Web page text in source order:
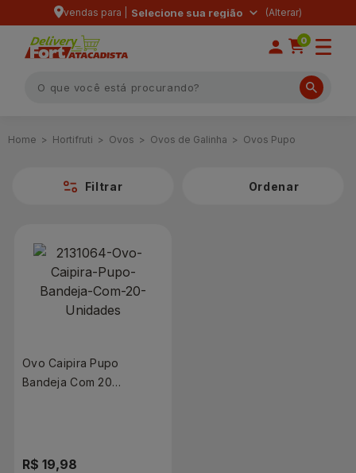
vendas para | Selecione sua região
0
Hortifruti Ovos Ovos de Galinha Ovos Pupo
Filtrar
Ovo Caipira Pupo
Bandeja Com 20
R$ 19,98